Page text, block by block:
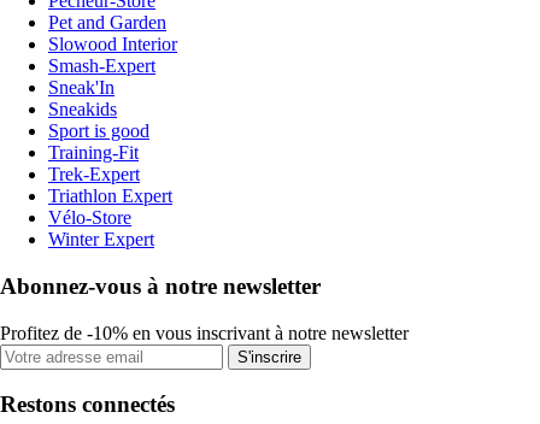
Pet and Garden
Slowood Interior
Smash-Expert
Sneak'In
Sneakids
Sport is good
Training-Fit
Trek-Expert
Triathlon Expert
Vélo-Store
Winter Expert
Abonnez-vous à notre newsletter
Profitez de -10% en vous inscrivant à notre newsletter
S'inscrire
Restons connectés